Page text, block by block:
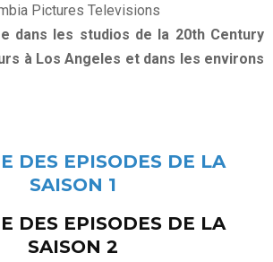
Pictures Televisions
dans les studios de la 20th Century
à Los Angeles et dans les environs
DES EPISODES DE LA
SAISON 1
DES EPISODES DE LA
SAISON 2